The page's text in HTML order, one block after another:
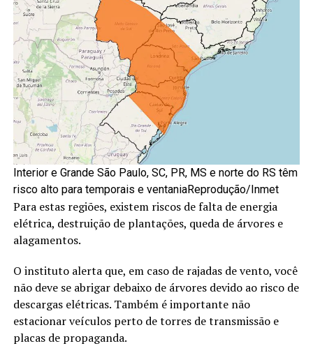
Interior e Grande São Paulo, SC, PR, MS e norte do RS têm
risco alto para temporais e ventaniaReprodução/Inmet
Para estas regiões, existem riscos de falta de energia
elétrica, destruição de plantações, queda de árvores e
alagamentos.
O instituto alerta que, em caso de rajadas de vento, você
não deve se abrigar debaixo de árvores devido ao risco de
descargas elétricas. Também é importante não
estacionar veículos perto de torres de transmissão e
placas de propaganda.